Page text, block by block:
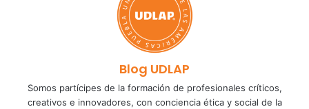
Blog UDLAP
Somos partícipes de la formación de profesionales críticos,
creativos e innovadores, con conciencia ética y social de la